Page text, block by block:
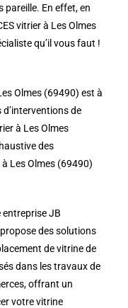
En effet, en
vitrier à Les Olmes
qu’il vous faut !
Olmes (69490) est à
de
à Les Olmes
des
Les Olmes (69490)
JB
des solutions
de vitrine de
dans les travaux de
offrant un
votre vitrine